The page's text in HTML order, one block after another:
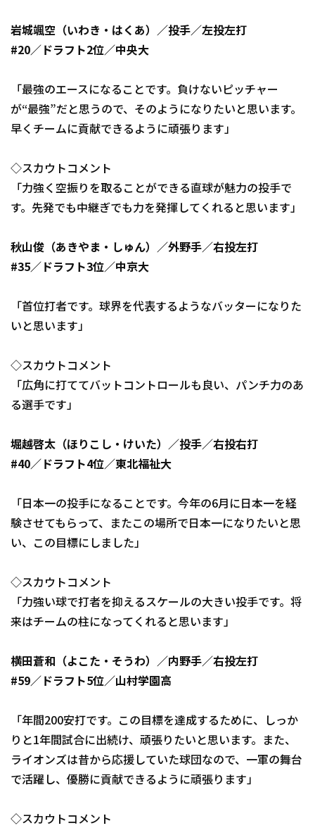
利用規約
運営会社 （別ウィンドウで開く）
特定商取引法の表示 アルバイト募集
岩城颯空（いわき・はくあ）／投手／左投左打
#20／ドラフト2位／中央大
「最強のエースになることです。負けないピッチャー
が“最強”だと思うので、そのようになりたいと思います。
早くチームに貢献できるように頑張ります」
◇スカウトコメント
「力強く空振りを取ることができる直球が魅力の投手で
す。先発でも中継ぎでも力を発揮してくれると思います」
秋山俊（あきやま・しゅん）／外野手／右投左打
#35／ドラフト3位／中京大
「首位打者です。球界を代表するようなバッターになりた
いと思います」
◇スカウトコメント
「広角に打ててバットコントロールも良い、パンチ力のあ
る選手です」
堀越啓太（ほりこし・けいた）／投手／右投右打
#40／ドラフト4位／東北福祉大
「日本一の投手になることです。今年の6月に日本一を経
験させてもらって、またこの場所で日本一になりたいと思
い、この目標にしました」
◇スカウトコメント
「力強い球で打者を抑えるスケールの大きい投手です。将
来はチームの柱になってくれると思います」
横田蒼和（よこた・そうわ）／内野手／右投左打
#59／ドラフト5位／山村学園高
「年間200安打です。この目標を達成するために、しっか
りと1年間試合に出続け、頑張りたいと思います。また、
ライオンズは昔から応援していた球団なので、一軍の舞台
で活躍し、優勝に貢献できるように頑張ります」
◇スカウトコメント